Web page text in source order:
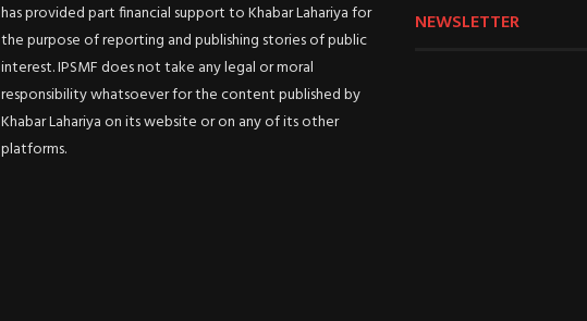
has provided part financial support to Khabar Lahariya for
the purpose of reporting and publishing stories of public
interest. IPSMF does not take any legal or moral
responsibility whatsoever for the content published by
Khabar Lahariya on its website or on any of its other
platforms.
NEWSLETTER